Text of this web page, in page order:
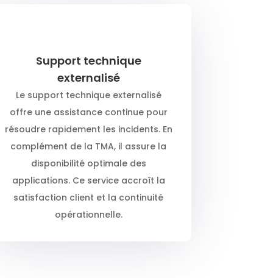
Support technique
externalisé
Le support technique externalisé
offre une assistance continue pour
résoudre rapidement les incidents. En
complément de la TMA, il assure la
disponibilité optimale des
applications. Ce service accroît la
satisfaction client et la continuité
opérationnelle.